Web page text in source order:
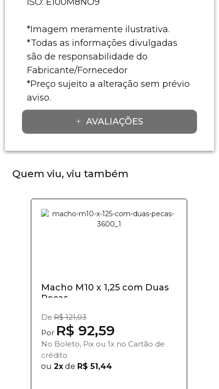
*Imagem meramente ilustrativa.
*Todas as informações divulgadas
são de responsabilidade do
Fabricante/Fornecedor
*Preço sujeito a alteração sem prévio
aviso.
AVALIAÇÕES
Quem viu, viu também
Macho M10 x 1,25 com Duas
Peças
De R$ 121,03
Por R$ 92,59
No Boleto, Pix ou 1x no Cartão de
crédito
ou 2x de R$ 51,44